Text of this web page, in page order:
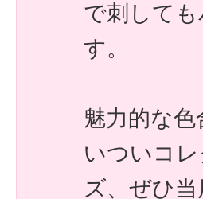
で刺して
す。
魅力的な
いついコ
ズ、ぜひ